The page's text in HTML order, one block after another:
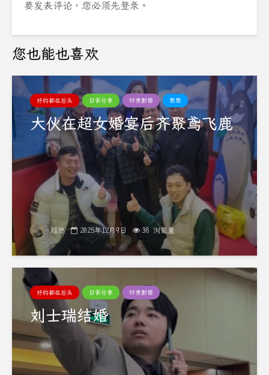
要发表评论，您必须先登录 。
您也能也喜欢
好的都在后头 日常分享 珍贵影像 聚聚
大伙在超女婚宴后齐聚鸢飞鹿
超然 2025年12月9日 38 浏览量
好的都在后头 日常分享 珍贵影像
刘士瑞结婚